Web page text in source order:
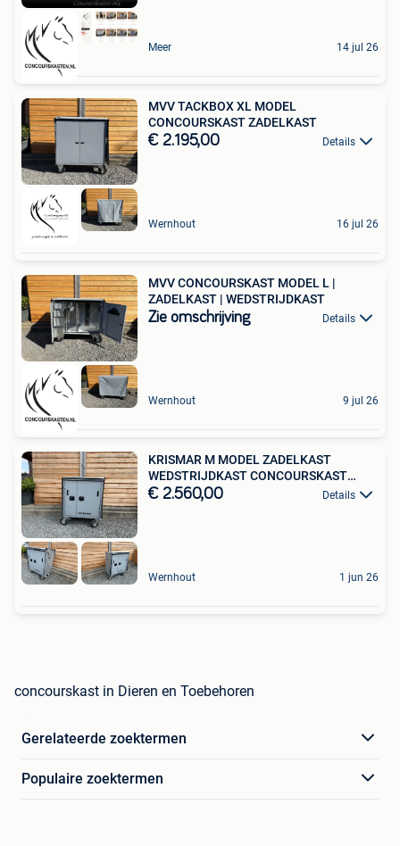
Meer 14 jul 26
MVV TACKBOX XL MODEL
CONCOURSKAST ZADELKAST
€ 2.195,00 Details
Wernhout 16 jul 26
MVV CONCOURSKAST MODEL L |
ZADELKAST | WEDSTRIJDKAST
Zie omschrijving Details
Wernhout 9 jul 26
KRISMAR M MODEL ZADELKAST
WEDSTRIJDKAST CONCOURSKAST
NIEUW
€ 2.560,00 Details
Wernhout 1 jun 26
concourskast in Dieren en Toebehoren
Gerelateerde zoektermen
Populaire zoektermen